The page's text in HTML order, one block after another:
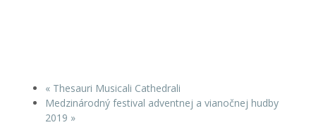
« Thesauri Musicali Cathedrali
Medzinárodný festival adventnej a vianočnej hudby
2019 »